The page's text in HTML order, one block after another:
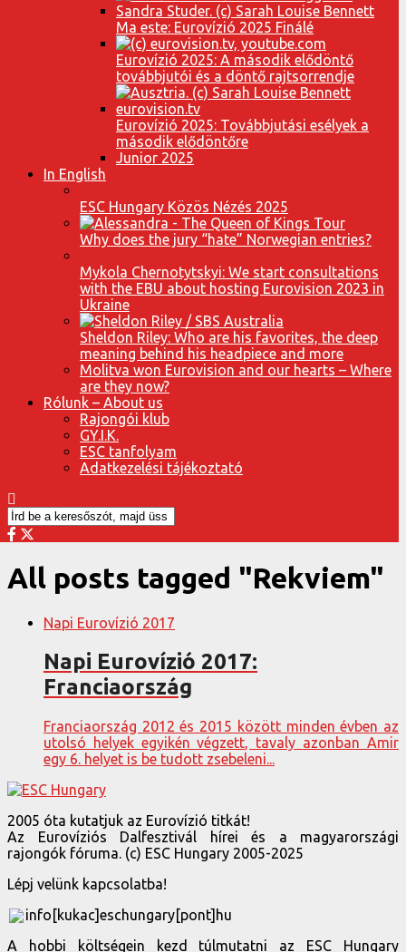
Ma este: Eurovízió 2025 Finálé
Eurovízió 2025: A második elődöntő
továbbjutói és a döntő rajtsorrendje
Eurovízió 2025: Továbbjutási esélyek a
második elődöntőre
Junior 2025
In English
ESC Hungary Közös Nézés 2025
Why does the jury “hate” Norwegian entries?
Mykola Chernotytskyi: We start consultations
with the EBU about hosting Eurovision 2023 in
Ukraine
Sheldon Riley: Who are his favorites, the deep
meaning behind his headpiece and more
Molitva won Eurovision and our hearts – Where
are they now?
Rólunk – About us
Rajongói klub
GY.I.K.
ESC tanfolyam
Adatkezelési tájékoztató
All posts tagged "Rekviem"
Napi Eurovízió 2017
Napi Eurovízió 2017:
Franciaország
Franciaország 2012 és 2015 között minden évben az
utolsó helyek egyikén végzett, tavaly azonban Amir
egy 6. helyet is be tudott zsebeleni...
2005 óta kutatjuk az Eurovízió titkát!
Az Eurovíziós Dalfesztivál hírei és a magyarországi
rajongók fóruma. (c) ESC Hungary 2005-2025
Lépj velünk kapcsolatba!
info[kukac]eschungary[pont]hu
A hobbi költségein kezd túlmutatni az ESC Hungary